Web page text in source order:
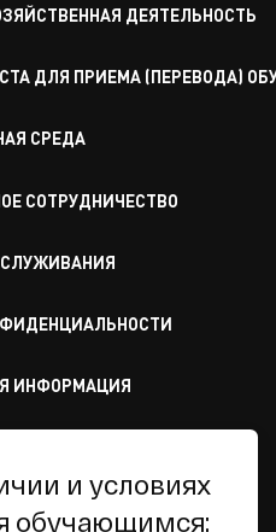
ДЕЯТЕЛЬНОСТЬ
ДЛЯ ПРИЕМА (ПЕРЕВОДА)
СРЕДА
СОТРУДНИЧЕСТВО
ИНФОРМАЦИЯ
и условиях
обучающимся: